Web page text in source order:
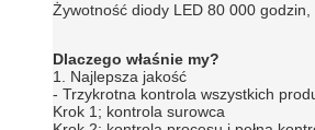
Żywotność diody LED 80 000
Dlaczego właśnie my?
1. Najlepsza jakość
- Trzykrotna kontrola wszystkich
Krok 1; kontrola surowca